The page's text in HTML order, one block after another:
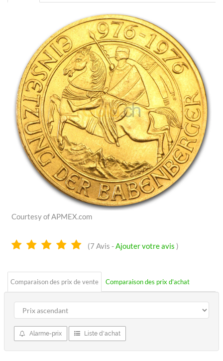
Courtesy of APMEX.com
5.0
(7 Avis -Ajouter votre avis )
Comparaison des prix de vente Comparaison des prix d'achat
Alarme-prix Liste d'achat